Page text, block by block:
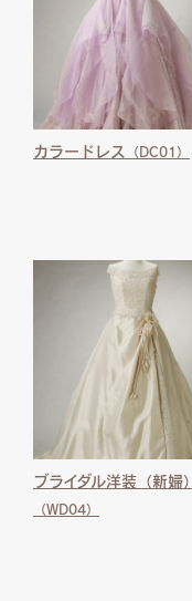
カラードレス （DC01）
ブライダル洋装（新婦）
（WD04）